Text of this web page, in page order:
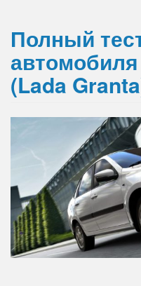
Полный
(Lada